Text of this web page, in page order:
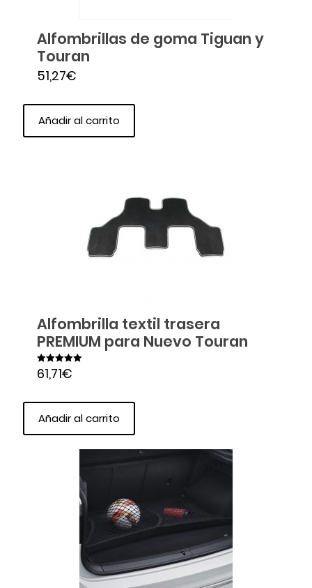
Alfombrillas de goma Tiguan y
Touran
51,27€
Añadir al carrito
Alfombrilla textil trasera
PREMIUM para Nuevo Touran
Valorado en
5.00
61,71€
Añadir al carrito